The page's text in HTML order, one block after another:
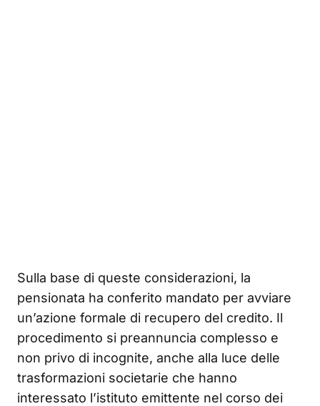
Sulla base di queste considerazioni, la
pensionata ha conferito mandato per avviare
un’azione formale di recupero del credito. Il
procedimento si preannuncia complesso e
non privo di incognite, anche alla luce delle
trasformazioni societarie che hanno
interessato l’istituto emittente nel corso dei